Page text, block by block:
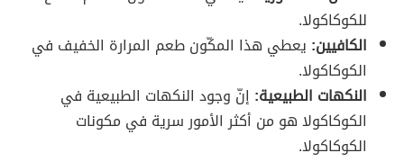
للكوكاكولا.
الكافيين: يعطي هذا المكّون طعم المرارة الخفيف في
الكوكاكولا.
النكهات الطبيعية: إنّ وجود النكهات الطبيعية في
الكوكاكولا هو من أكثر الأمور سرية في مكونات
الكوكاكولا.